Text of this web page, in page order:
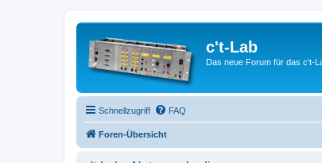
c't-Lab
Das neue Forum für das c't-
Schnellzugriff FAQ
Foren-Übersicht